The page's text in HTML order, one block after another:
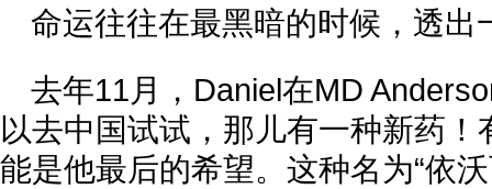
命运往往在最黑暗的时候，透出
去年11月，Daniel在MD
以去中国试试，那儿有一种新药
能是他最后的希望。这种名为“依